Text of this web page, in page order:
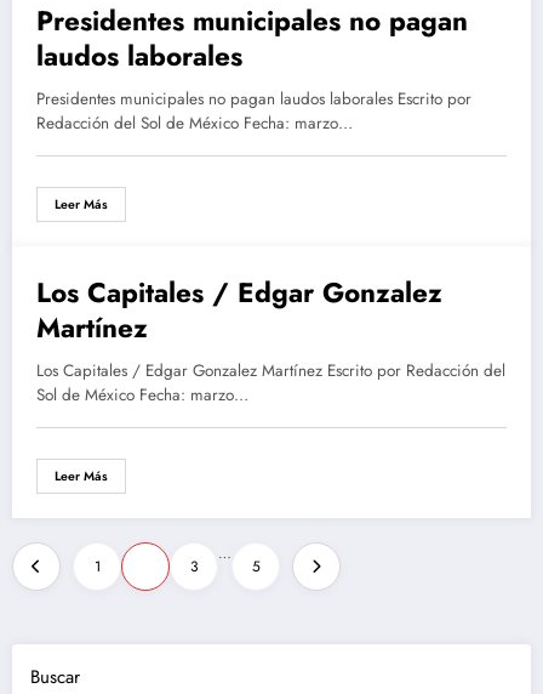
marzo 8, 2016
Presidentes municipales no pagan
laudos laborales
Presidentes municipales no pagan laudos laborales Escrito por
Redacción del Sol de México Fecha: marzo…
Leer Más
marzo 8, 2016
Los Capitales / Edgar Gonzalez
Martínez
Los Capitales / Edgar Gonzalez Martínez Escrito por Redacción del
Sol de México Fecha: marzo…
Leer Más
Paginación
de
entradas
1 3
…
5
Buscar